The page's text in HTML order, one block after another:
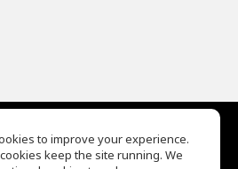
Training
to improve your experience.
keep the site running. We